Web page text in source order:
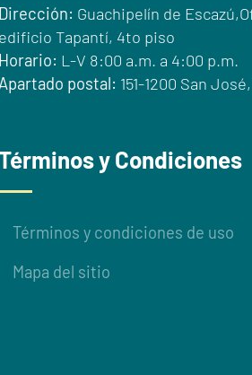
Guachipelín de
Tapantí, 4to piso
L-V 8:00 a.m. a 4:00 p.m.
postal: 151-1200 San
y Condiciones
Términos y condiciones de uso
Mapa del sitio